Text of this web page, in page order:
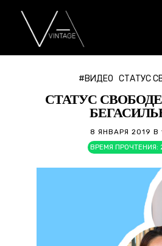
#ВИДЕО СТАТУС
СТАТУС
8 ЯНВАРЯ 2019 В
ВРЕМЯ ПРОЧТЕНИЯ: